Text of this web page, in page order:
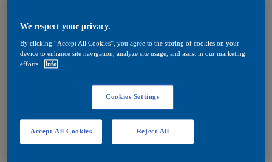
Huiles et cires
Produits de soin
Produits de soin
Produit en phase aqueuse
En phase solvantée
Quick Search
We respect your privacy.
By clicking “Accept All Cookies”, you agree to the storing of cookies on your
device to enhance site navigation, analyze site usage, and assist in our marketing
efforts.
Info
Cookies Settings
Reject All
Accept All Cookies